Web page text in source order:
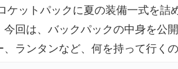
ケットパックに夏の装備一式を詰
今回は、バックパックの中身を公
、ランタンなど、何を持って行く